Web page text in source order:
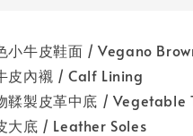
小牛皮鞋面 / Vegano
皮內襯 / Calf Lining
鞣製皮革中底 / Vegetable
大底 / Leather Soles